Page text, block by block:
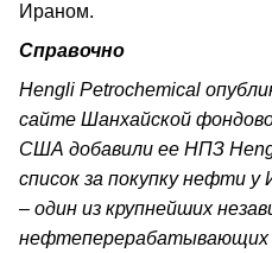
Ираном.
Справочно
Hengli Petrochemical
сайте Шанхайской
США добавили ее НПЗ
список за покупку нефти у
– один из крупнейших
нефтеперерабатывающих